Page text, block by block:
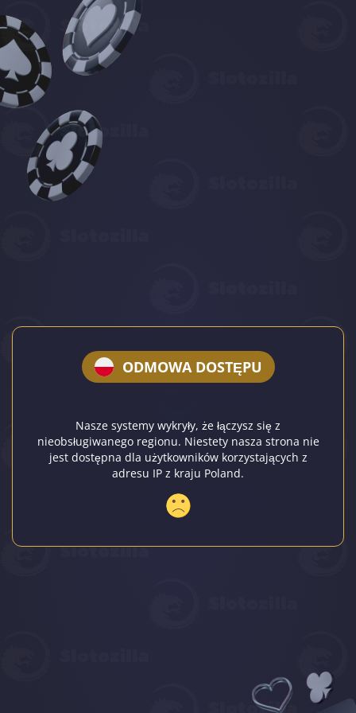
ODMOWA DOSTĘPU
Nasze systemy wykryły, że łączysz się z
nieobsługiwanego regionu. Niestety nasza strona nie
jest dostępna dla użytkowników korzystających z
adresu IP z kraju Poland.